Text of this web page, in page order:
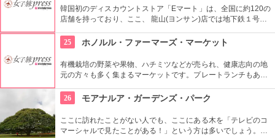
韓国初のディスカウントストア「Eマート」は、全国に約120の
店舗を持っており、ここ、 龍山(ヨンサン)店では地下鉄１号線･
など様々なエンターテインメントが楽しめる複合ショッピング
モール「Iパークモール」の地下１・２階にある。外国人観光客
に人気の韓国の焼酎や海苔、伝統茶などが現地価格で販売して
いるので土産にぴったり。
25 ホノルル・ファーマーズ・マーケット
有機栽培の野菜や果物、ハチミツなどが売られ、健康志向の地
元の方々も多く集まるマーケットです。プレートランチもあり
込んで宿でいただくのもいいですね。
26 モアナルア・ガーデンズ・パーク
ここに訪れたことがない人でも、ここにある木を「テレビのコ
マーシャルで見たことがある！」という方は多いでしょう。日